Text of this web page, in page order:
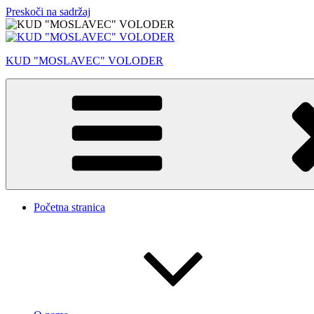
Preskoči na sadržaj
KUD "MOSLAVEC" VOLODER
Početna stranica